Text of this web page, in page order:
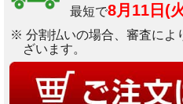
最短で8月11日(
※ 分割払いの場合、審査によ
ざいます。